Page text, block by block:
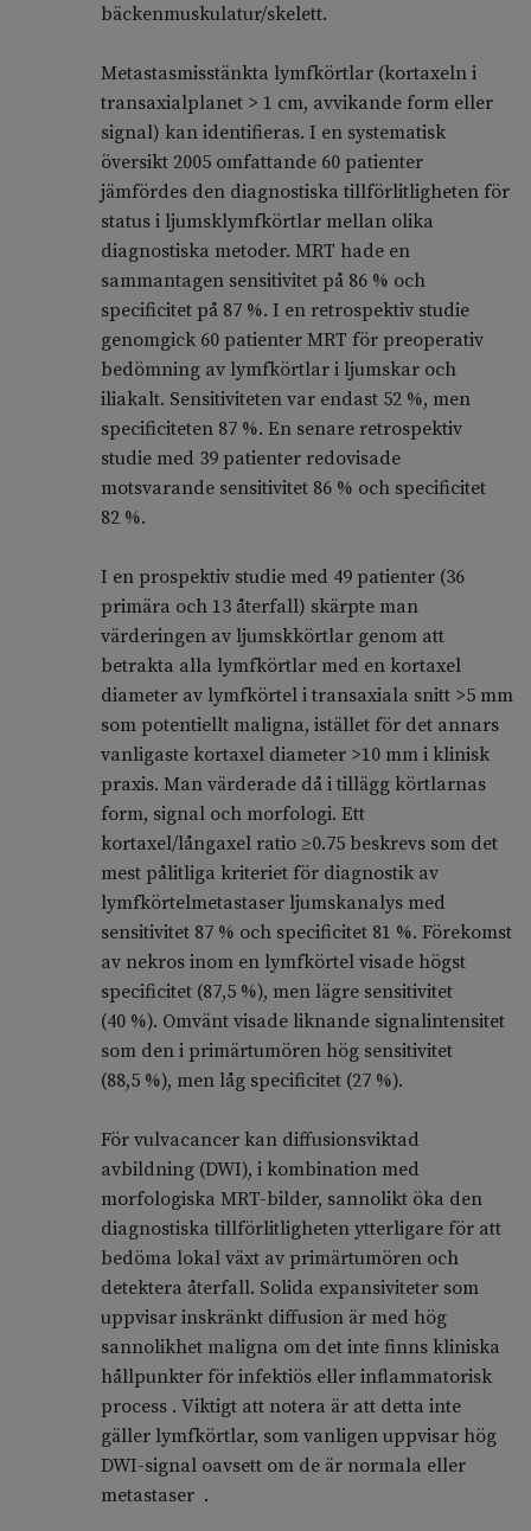
bäckenmuskulatur/skelett.
Metastasmisstänkta lymfkörtlar (kortaxeln i
transaxialplanet > 1 cm, avvikande form eller
signal) kan identifieras. I en systematisk
översikt 2005 omfattande 60 patienter
jämfördes den diagnostiska tillförlitligheten för
status i ljumsklymfkörtlar mellan olika
diagnostiska metoder. MRT hade en
sammantagen sensitivitet på 86 % och
specificitet på 87 %. I en retrospektiv studie
genomgick 60 patienter MRT för preoperativ
bedömning av lymfkörtlar i ljumskar och
iliakalt. Sensitiviteten var endast 52 %, men
specificiteten 87 %. En senare retrospektiv
studie med 39 patienter redovisade
motsvarande sensitivitet 86 % och specificitet
82 %.
I en prospektiv studie med 49 patienter (36
primära och 13 återfall) skärpte man
värderingen av ljumskkörtlar genom att
betrakta alla lymfkörtlar med en kortaxel
diameter av lymfkörtel i transaxiala snitt >5 mm
som potentiellt maligna, istället för det annars
vanligaste kortaxel diameter >10 mm i klinisk
praxis. Man värderade då i tillägg körtlarnas
form, signal och morfologi. Ett
kortaxel/långaxel ratio ≥0.75 beskrevs som det
mest pålitliga kriteriet för diagnostik av
lymfkörtelmetastaser ljumskanalys med
sensitivitet 87 % och specificitet 81 %. Förekomst
av nekros inom en lymfkörtel visade högst
specificitet (87,5 %), men lägre sensitivitet
(40 %). Omvänt visade liknande signalintensitet
som den i primärtumören hög sensitivitet
(88,5 %), men låg specificitet (27 %).
För vulvacancer kan diffusionsviktad
avbildning (DWI), i kombination med
morfologiska MRT-bilder, sannolikt öka den
diagnostiska tillförlitligheten ytterligare för att
bedöma lokal växt av primärtumören och
detektera återfall. Solida expansiviteter som
uppvisar inskränkt diffusion är med hög
sannolikhet maligna om det inte finns kliniska
hållpunkter för infektiös eller inflammatorisk
process . Viktigt att notera är att detta inte
gäller lymfkörtlar, som vanligen uppvisar hög
DWI-signal oavsett om de är normala eller
metastaser .